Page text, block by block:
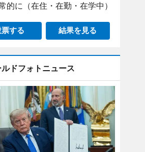
的に（在住・在勤・在学中）
票する 結果を見る
ルドフォトニュース